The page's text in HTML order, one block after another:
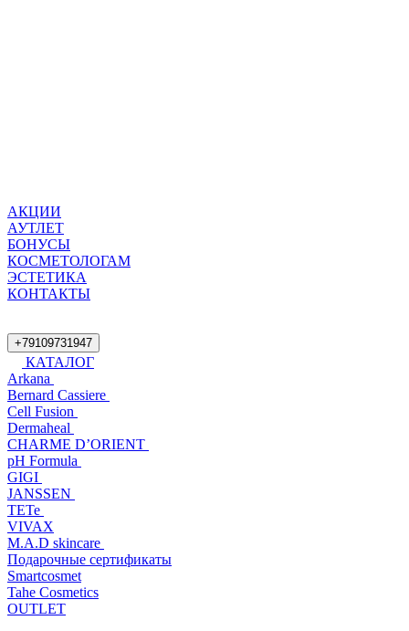
АКЦИИ
АУТЛЕТ
БОНУСЫ
КОСМЕТОЛОГАМ
ЭСТЕТИКА
КОНТАКТЫ
+79109731947
КАТАЛОГ
Arkana
Bernard Cassiere
Cell Fusion
Dermaheal
CHARME D’ORIENT
pH Formula
GIGI
JANSSEN
TETe
VIVAX
M.A.D skincare
Подарочные сертификаты
Smartcosmet
Tahe Cosmetics
OUTLET